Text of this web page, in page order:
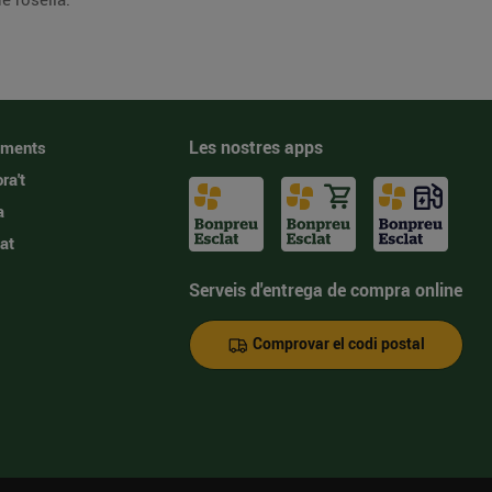
Les nostres apps
Serveis d'entrega de compra online
Comprovar el codi postal